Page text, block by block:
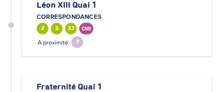
Léon XIII Quai 1
CORRESPONDANCES
2 5 33 CN8
A proximité: 7
Fraternité Quai 1